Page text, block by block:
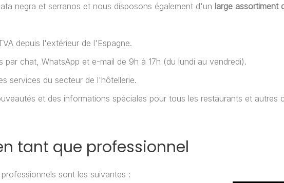
negra et serranos et nous disposons également d'un large assortiment
depuis l'extérieur de l'Espagne.
chat, WhatsApp et e-mail de 9h à 17h (du lundi au vendredi).
services du secteur de l'hôtellerie.
et des informations spéciales pour tous les restaurants et autres
tant que professionnel
sont les suivantes :